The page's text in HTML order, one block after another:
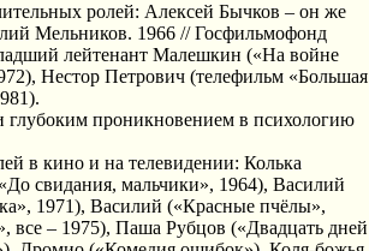
ролей: Алексей Бычков – он же
Мельников. 1966 // Госфильмофонд
лейтенант Малешкин («На войне
Нестор Петрович (телефильм «Большая
глубоким проникновением в психологию
в кино и на телевидении: Колька
свидания, мальчики», 1964), Василий
1971), Василий («Красные пчёлы»,
– 1975), Паша Рубцов («Двадцать дней